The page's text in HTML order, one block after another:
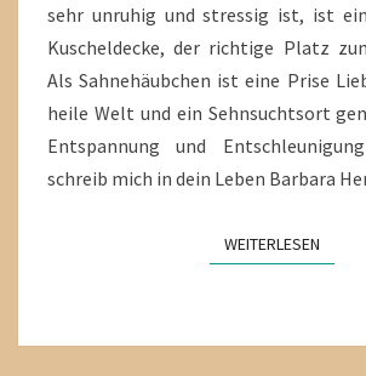
sehr unruhig und stressig ist, ist
Kuscheldecke, der richtige Platz
Als Sahnehäubchen ist eine Prise
heile Welt und ein Sehnsuchtsort
Entspannung und
schreib mich in dein Leben Barbara
WEITERLESEN